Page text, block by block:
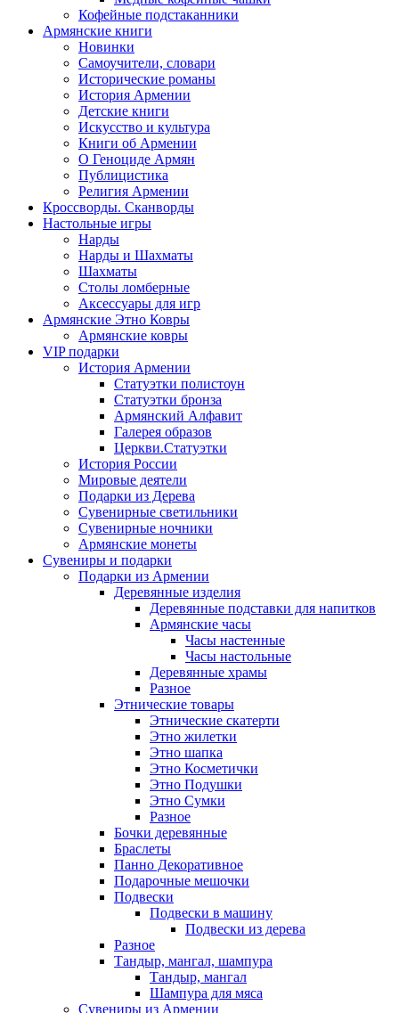
Кофейные подстаканники
Армянские книги
Новинки
Самоучители, словари
Исторические романы
История Армении
Детские книги
Иcкусство и культура
Книги об Армении
О Геноциде Армян
Публицистика
Религия Армении
Кроссворды. Сканворды
Настольные игры
Нарды
Нарды и Шахматы
Шахматы
Столы ломберные
Аксессуары для игр
Армянские Этно Ковры
Армянские ковры
VIP подарки
История Армении
Статуэтки полистоун
Статуэтки бронза
Армянский Алфавит
Галерея образов
Церкви.Статуэтки
История России
Мировые деятели
Подарки из Дерева
Сувенирные светильники
Сувенирные ночники
Армянские монеты
Сувениры и подарки
Подарки из Армении
Деревянные изделия
Деревянные подставки для напитков
Армянские часы
Часы настенные
Часы настольные
Деревянные храмы
Разное
Этнические товары
Этнические скатерти
Этно жилетки
Этно шапка
Этно Косметички
Этно Подушки
Этно Сумки
Разное
Бочки деревянные
Браслеты
Панно Декоративное
Подарочные мешочки
Подвески
Подвески в машину
Подвески из дерева
Разное
Тандыр, мангал, шампура
Тандыр, мангал
Шампура для мяса
Сувениры из Армении